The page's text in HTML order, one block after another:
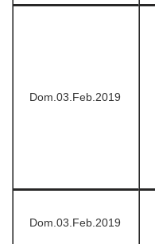
Dom.03.Feb.2019
Dom.03.Feb.2019